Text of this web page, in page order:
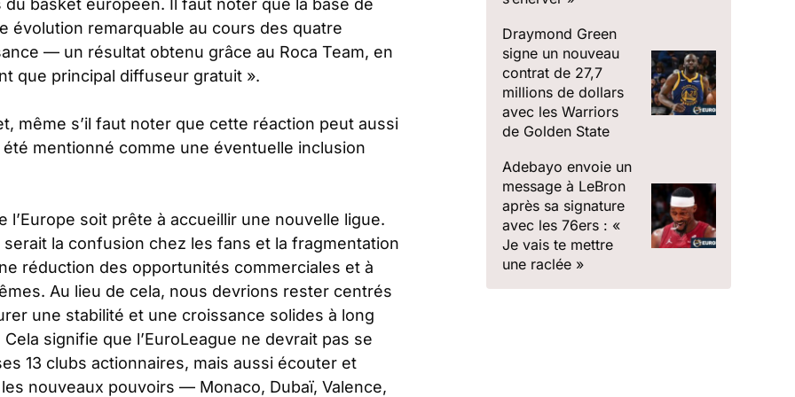
basket européen. Il faut noter que la base de
évolution remarquable au cours des quatre
— un résultat obtenu grâce au Roca Team, en
que principal diffuseur gratuit ».
même s’il faut noter que cette réaction peut aussi
mentionné comme une éventuelle inclusion
l’Europe soit prête à accueillir une nouvelle ligue.
la confusion chez les fans et la fragmentation
réduction des opportunités commerciales et à
Au lieu de cela, nous devrions rester centrés
une stabilité et une croissance solides à long
signifie que l’EuroLeague ne devrait pas se
13 clubs actionnaires, mais aussi écouter et
nouveaux pouvoirs — Monaco, Dubaï, Valence,
Draymond Green
signe un nouveau
contrat de 27,7
millions de dollars
avec les Warriors
de Golden State
Adebayo envoie un
message à LeBron
après sa signature
avec les 76ers : «
Je vais te mettre
une raclée »